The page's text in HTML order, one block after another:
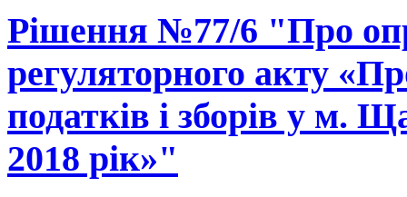
Рішення №77/6 "Про
регуляторного акту
податків і зборів у м.
2018 рік»"